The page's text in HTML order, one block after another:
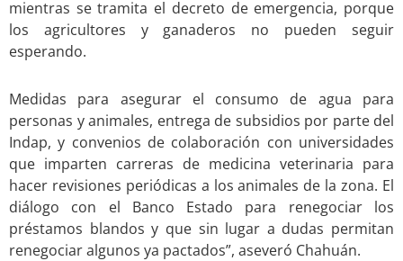
mientras se tramita el decreto de emergencia, porque
los agricultores y ganaderos no pueden seguir
esperando.
Medidas para asegurar el consumo de agua para
personas y animales, entrega de subsidios por parte del
Indap, y convenios de colaboración con universidades
que imparten carreras de medicina veterinaria para
hacer revisiones periódicas a los animales de la zona. El
diálogo con el Banco Estado para renegociar los
préstamos blandos y que sin lugar a dudas permitan
renegociar algunos ya pactados”, aseveró Chahuán.